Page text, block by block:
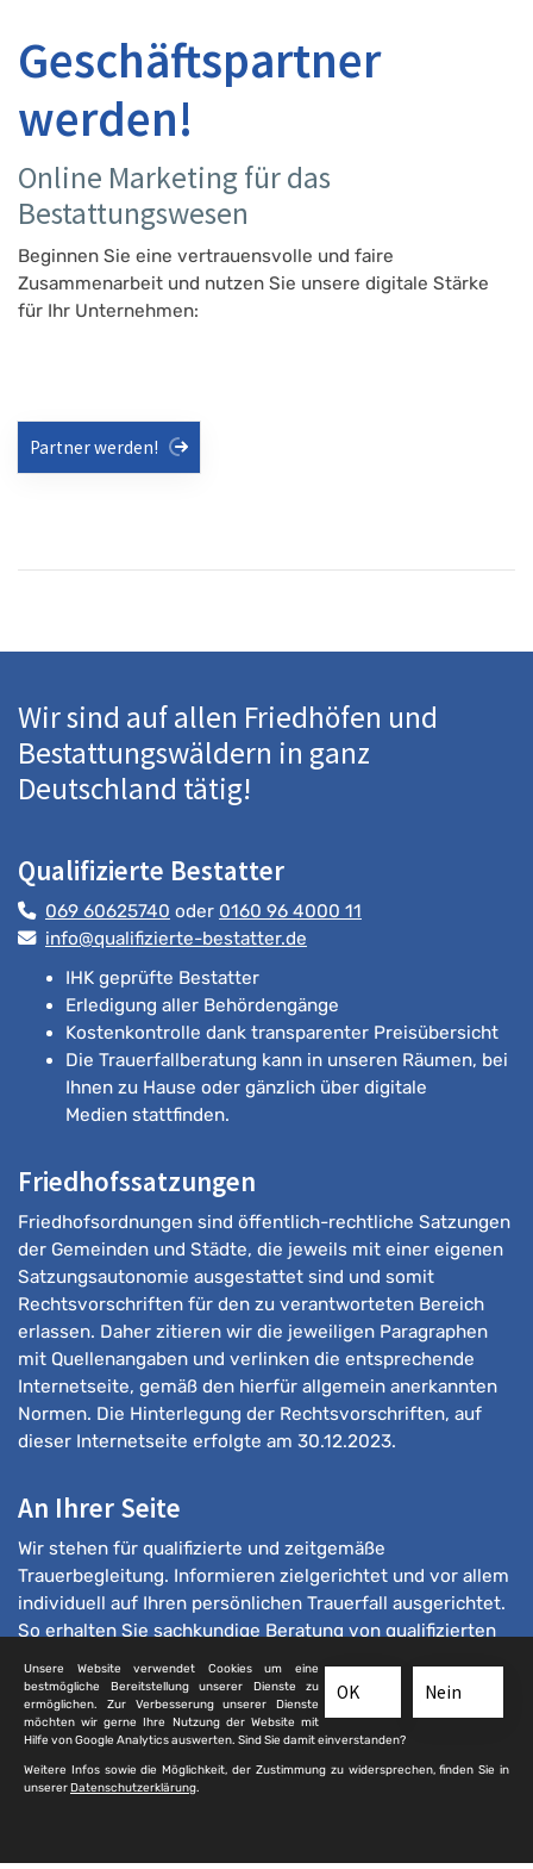
Geschäftspartner
werden!
Online Marketing für das
Bestattungswesen
Beginnen Sie eine vertrauensvolle und faire
Zusammenarbeit und nutzen Sie unsere digitale Stärke
für Ihr Unternehmen:
Partner werden!
Wir sind auf allen Friedhöfen und
Bestattungswäldern in ganz
Deutschland tätig!
Qualifizierte Bestatter
069 60625740 oder 0160 96 4000 11
info@qualifizierte-bestatter.de
IHK geprüfte Bestatter
Erledigung aller Behördengänge
Kostenkontrolle dank transparenter Preisübersicht
Die Trauerfallberatung kann in unseren Räumen, bei
Ihnen zu Hause oder gänzlich über digitale
Medien stattfinden.
Friedhofssatzungen
Friedhofsordnungen sind öffentlich-rechtliche Satzungen
der Gemeinden und Städte, die jeweils mit einer eigenen
Satzungsautonomie ausgestattet sind und somit
Rechtsvorschriften für den zu verantworteten Bereich
erlassen. Daher zitieren wir die jeweiligen Paragraphen
mit Quellenangaben und verlinken die entsprechende
Internetseite, gemäß den hierfür allgemein anerkannten
Normen. Die Hinterlegung der Rechtsvorschriften, auf
dieser Internetseite erfolgte am 30.12.2023.
An Ihrer Seite
Wir stehen für qualifizierte und zeitgemäße
Trauerbegleitung. Informieren zielgerichtet und vor allem
individuell auf Ihren persönlichen Trauerfall ausgerichtet.
So erhalten Sie sachkundige Beratung von qualifizierten
Nein
OK
Unsere Website verwendet Cookies um eine
bestmögliche Bereitstellung unserer Dienste zu
ermöglichen. Zur Verbesserung unserer Dienste
möchten wir gerne Ihre Nutzung der Website mit
Hilfe von Google Analytics auswerten. Sind Sie damit einverstanden?
Weitere Infos sowie die Möglichkeit, der Zustimmung zu widersprechen, finden Sie in
unsererDatenschutzerklärung.